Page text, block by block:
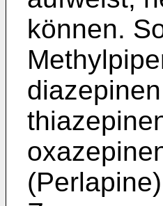
können.